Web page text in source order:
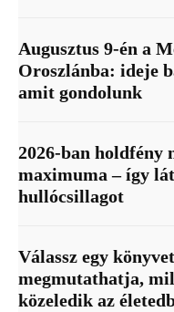
Augusztus 9-én a
Oroszlánba: ideje
amit gondolunk
2026-ban holdfény
maximuma – így
hullócsillagot
Válassz egy
megmutathatja,
közeledik az